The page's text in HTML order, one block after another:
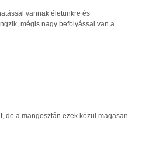
vannak életünkre és
mégis nagy befolyással van a
de a mangosztán ezek közül magasan